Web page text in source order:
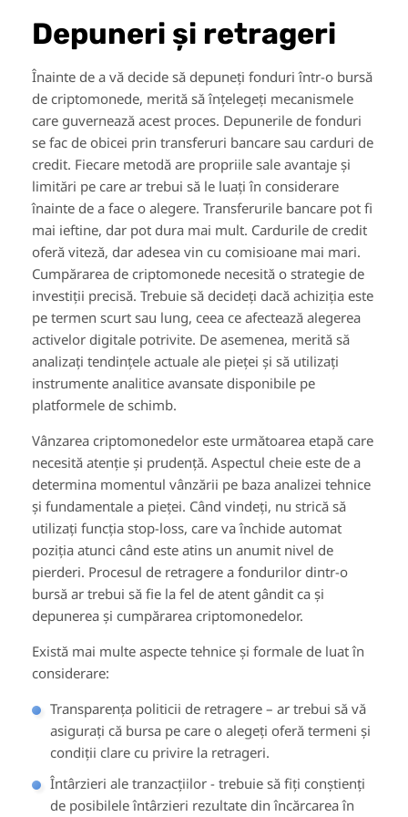
Depuneri și retrageri
Înainte de a vă decide să depuneți fonduri într-o bursă
de criptomonede, merită să înțelegeți mecanismele
care guvernează acest proces. Depunerile de fonduri
se fac de obicei prin transferuri bancare sau carduri de
credit. Fiecare metodă are propriile sale avantaje și
limitări pe care ar trebui să le luați în considerare
înainte de a face o alegere. Transferurile bancare pot fi
mai ieftine, dar pot dura mai mult. Cardurile de credit
oferă viteză, dar adesea vin cu comisioane mai mari.
Cumpărarea de criptomonede necesită o strategie de
investiții precisă. Trebuie să decideți dacă achiziția este
pe termen scurt sau lung, ceea ce afectează alegerea
activelor digitale potrivite. De asemenea, merită să
analizați tendințele actuale ale pieței și să utilizați
instrumente analitice avansate disponibile pe
platformele de schimb.
Vânzarea criptomonedelor este următoarea etapă care
necesită atenție și prudență. Aspectul cheie este de a
determina momentul vânzării pe baza analizei tehnice
și fundamentale a pieței. Când vindeți, nu strică să
utilizați funcția stop-loss, care va închide automat
poziția atunci când este atins un anumit nivel de
pierderi. Procesul de retragere a fondurilor dintr-o
bursă ar trebui să fie la fel de atent gândit ca și
depunerea și cumpărarea criptomonedelor.
Există mai multe aspecte tehnice și formale de luat în
considerare:
Transparența politicii de retragere – ar trebui să vă
asigurați că bursa pe care o alegeți oferă termeni și
condiții clare cu privire la retrageri.
Întârzieri ale tranzacțiilor - trebuie să fiți conștienți
de posibilele întârzieri rezultate din încărcarea în